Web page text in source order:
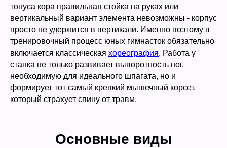
тонуса кора правильная стойка на руках или
вертикальный вариант элемента невозможны - корпус
просто не удержится в вертикали. Именно поэтому в
тренировочный процесс юных гимнасток обязательно
включается классическая хореография. Работа у
станка не только развивает выворотность ног,
необходимую для идеального шпагата, но и
формирует тот самый крепкий мышечный корсет,
который страхует спину от травм.
Основные виды